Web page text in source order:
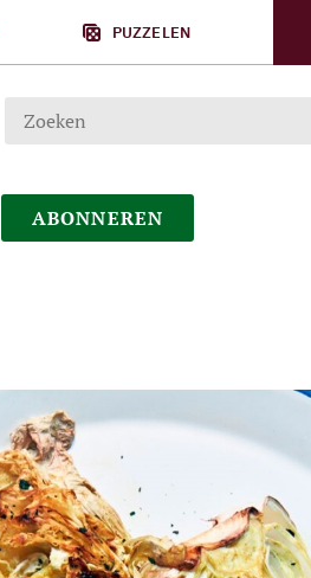
PUZZELEN
ABONNEREN